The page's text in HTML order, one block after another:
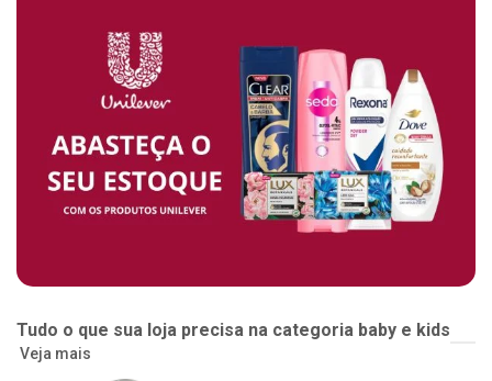
Tudo o que sua loja precisa na categoria baby e kids
Veja mais